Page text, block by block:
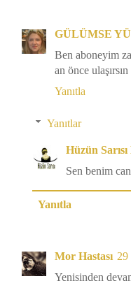
GÜLÜMSE
Ben aboneyim
an önce
Yanıtla
Yanıtlar
Hüzün
Sen benim
Yanıtla
Mor Hastası 29
Yenisinden